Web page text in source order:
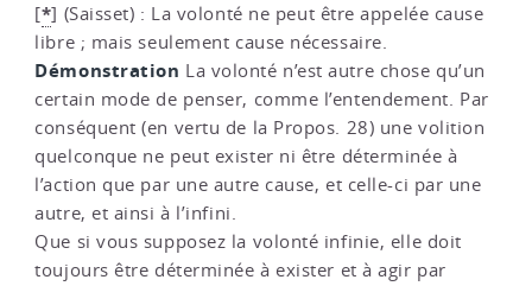
[*] (Saisset) : La volonté ne peut être appelée cause
libre ; mais seulement cause nécessaire.
Démonstration La volonté n’est autre chose qu’un
certain mode de penser, comme l’entendement. Par
conséquent (en vertu de la Propos. 28) une volition
quelconque ne peut exister ni être déterminée à
l’action que par une autre cause, et celle-ci par une
autre, et ainsi à l’infini.
Que si vous supposez la volonté infinie, elle doit
toujours être déterminée à exister et à agir par